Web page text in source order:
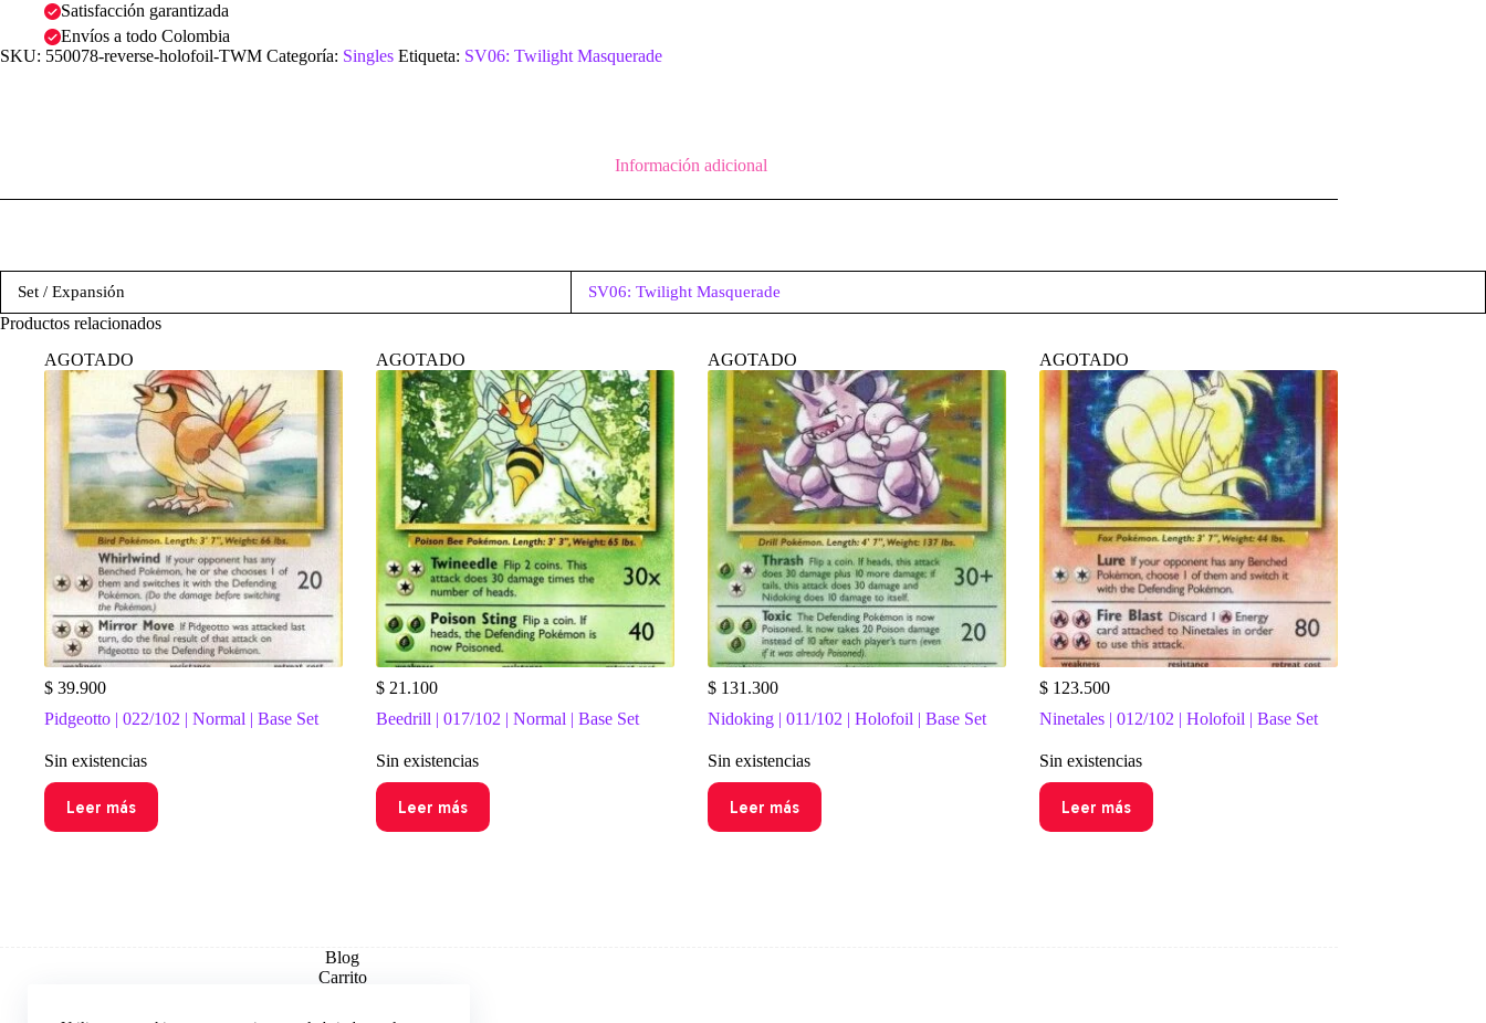
Satisfacción garantizada
Envíos a todo Colombia
SKU: 550078-reverse-holofoil-TWM Categoría: Singles Etiqueta: SV06: Twilight Masquerade
Información adicional
Set / Expansión SV06: Twilight Masquerade
Productos relacionados
AGOTADO
$ 39.900
Pidgeotto | 022/102 | Normal | Base Set
Sin existencias
Leer más
AGOTADO
$21.100
Beedrill | 017/102 | Normal | Base Set
Sin existencias
Leer más
AGOTADO
$131.300
Nidoking | 011/102 | Holofoil | Base Set
Sin existencias
Leer más
AGOTADO
$123.500
Ninetales | 012/102 | Holofoil | Base Set
Sin existencias
Leer más
Blog
Carrito